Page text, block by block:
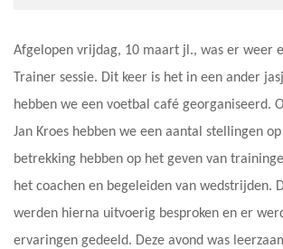
Afgelopen vrijdag, 10 maart jl., was er weer
Trainer sessie. Dit keer is het in een ander
hebben we een voetbal café georganiseerd.
Jan Kroes hebben we een aantal stellingen
betrekking hebben op het geven van
het coachen en begeleiden van wedstrijden.
werden hierna uitvoerig besproken en er
ervaringen gedeeld. Deze avond was